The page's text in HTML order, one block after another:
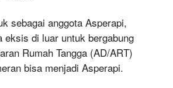
sebagai anggota Asperapi,
di luar untuk bergabung
Rumah Tangga (AD/ART)
bisa menjadi Asperapi.